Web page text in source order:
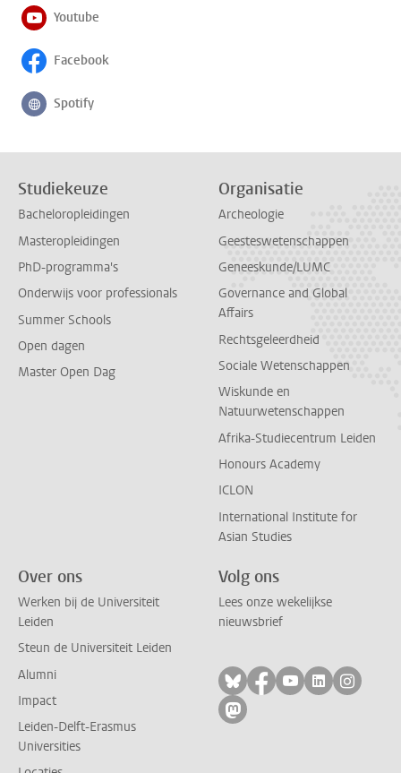
Youtube
Facebook
Volg ons op
Spotify
Studiekeuze
Bacheloropleidingen
Masteropleidingen
PhD-programma's
Onderwijs voor professionals
Summer Schools
Open dagen
Master Open Dag
Organisatie
Archeologie
Geesteswetenschappen
Geneeskunde/LUMC
Governance and Global
Affairs
Rechtsgeleerdheid
Sociale Wetenschappen
Wiskunde en
Natuurwetenschappen
Afrika-Studiecentrum Leiden
Honours Academy
ICLON
International Institute for
Asian Studies
Over ons
Werken bij de Universiteit
Leiden
Steun de Universiteit Leiden
Alumni
Impact
Leiden-Delft-Erasmus
Universities
Volg ons
Lees onze wekelijkse
nieuwsbrief
Volg ons op bluesky
Volg ons op
Volg ons op
Volg ons
Volg
Volg ons op mastodon